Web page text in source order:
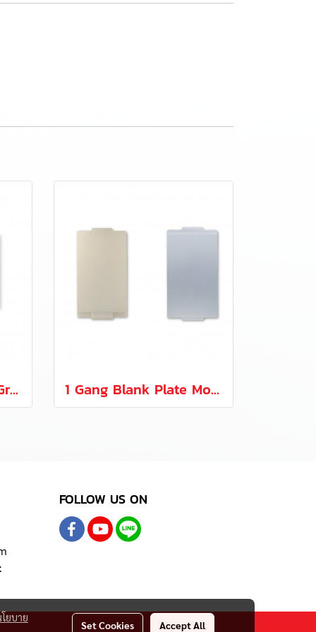
3 Gang Frame Light Green Glass 1 Gang Blank Plate Module Quattro Series
FOLLOW US ON
ยบาย
Set Cookies Accept All